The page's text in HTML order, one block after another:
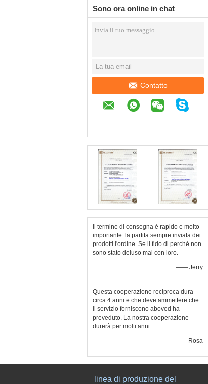
Sono ora online in chat
Contatto
Il termine di consegna è rapido e molto
importante: la partita sempre inviata dei
prodotti l'ordine. Se li fido di perché non
sono stato deluso mai con loro.
—— Jerry
Questa cooperazione reciproca dura
circa 4 anni e che deve ammettere che
il servizio forniscono aboved ha
preveduto. La nostra cooperazione
durerà per molti anni.
—— Rosa
linea di produzione del